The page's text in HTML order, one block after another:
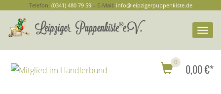
Telefon: (0341) 480 79 59– E-Mail: info@leipzigerpuppenkiste.de
0 0,00 €*